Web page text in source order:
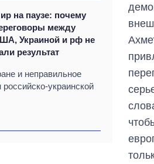
на паузе: почему
между
Украиной и рф не
результат
и неправильное
украинской